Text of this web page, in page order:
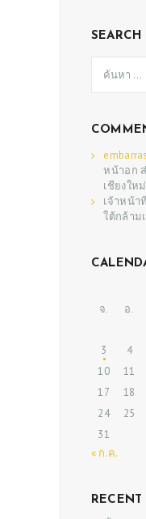
PATIENT
PRE & POST
SEARCH
สำหรับ:
หน้าอก
เชียงให
เจ้าหน้
ใต้กล้าม
จ. อ.
3
4
10
11
17
18
24
25
31
« ก.ค.
RECENT